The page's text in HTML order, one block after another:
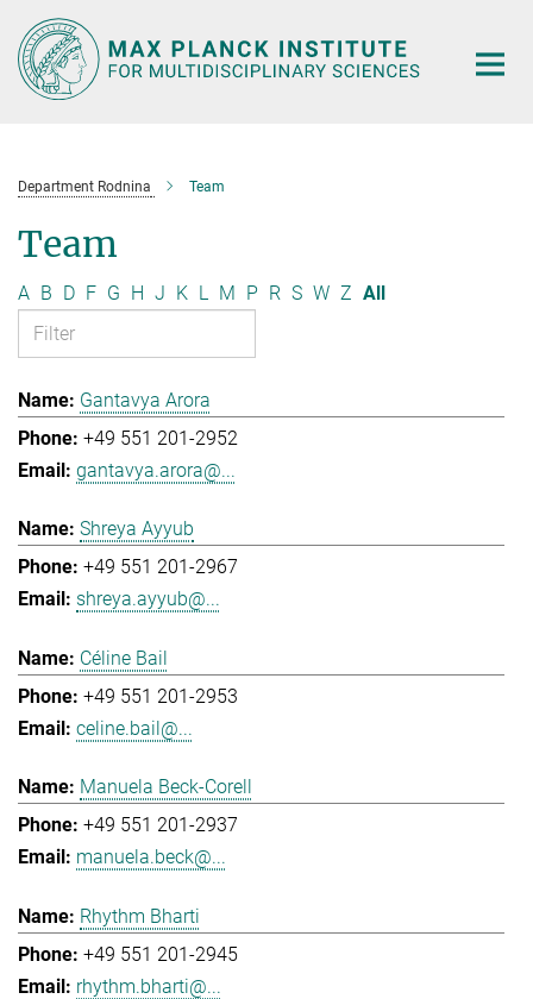
Main-
Content
Department Rodnina Team
Team
A B D F G H J K L M P R S W Z All
Gantavya Arora
+49 551 201-2952
gantavya.arora@...
Shreya Ayyub
+49 551 201-2967
shreya.ayyub@...
Céline Bail
+49 551 201-2953
celine.bail@...
Manuela Beck-Corell
+49 551 201-2937
manuela.beck@...
Rhythm Bharti
+49 551 201-2945
rhythm.bharti@...